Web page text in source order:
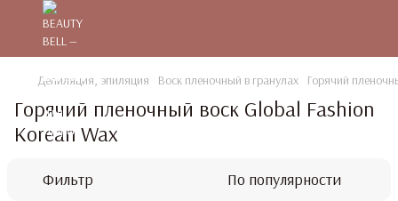
Депиляция, эпиляция Воск пленочный в гранулах Горячий
Горячий пленочный воск Global Fashion
Korean Wax
Фильтр По популярности